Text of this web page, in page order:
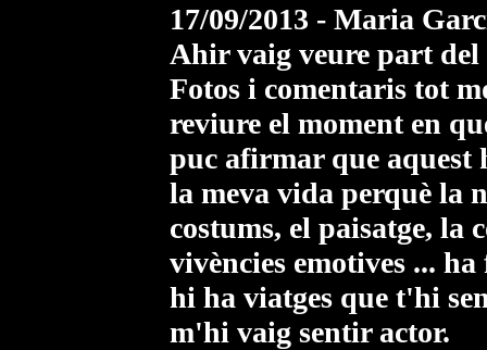
17/09/2013 - Maria
Ahir vaig veure part del
Fotos i comentaris tot
reviure el moment en
puc afirmar que aquest
la meva vida perquè la
costums, el paisatge, la
vivències emotives ...
hi ha viatges que t'hi
m'hi vaig sentir actor.